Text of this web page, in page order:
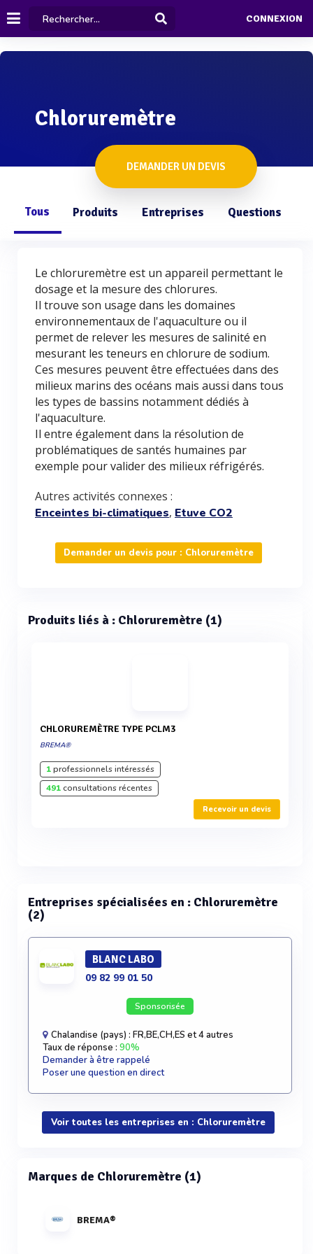
CONNEXION
Chloruremètre
DEMANDER UN DEVIS
Tous Produits Entreprises Questions
Le chloruremètre est un appareil permettant le
dosage et la mesure des chlorures.
Il trouve son usage dans les domaines
environnementaux de l'aquaculture ou il
permet de relever les mesures de salinité en
mesurant les teneurs en chlorure de sodium.
Ces mesures peuvent être effectuées dans des
milieux marins des océans mais aussi dans tous
les types de bassins notamment dédiés à
l'aquaculture.
Il entre également dans la résolution de
problématiques de santés humaines par
exemple pour valider des milieux réfrigérés.
Autres activités connexes :
Enceintes bi-climatiques, Etuve CO2
Demander un devis pour : Chloruremètre
Produits liés à : Chloruremètre (1)
CHLORUREMÈTRE TYPE PCLM3
BREMA®
1professionnels intéressés
491consultations récentes
Recevoir un devis
Entreprises spécialisées en : Chloruremètre
(2)
BLANC LABO
09 82 99 01 50
Sponsorisée
Chalandise (pays) : FR,BE,CH,ES et 4 autres
Taux de réponse : 90%
Demander à être rappelé
Poser une question en direct
Voir toutes les entreprises en : Chloruremètre
Marques de Chloruremètre (1)
BREMA®